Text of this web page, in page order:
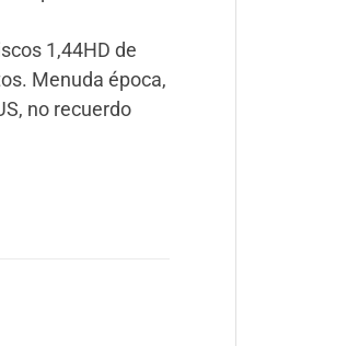
1,44HD de
Menuda época,
no recuerdo